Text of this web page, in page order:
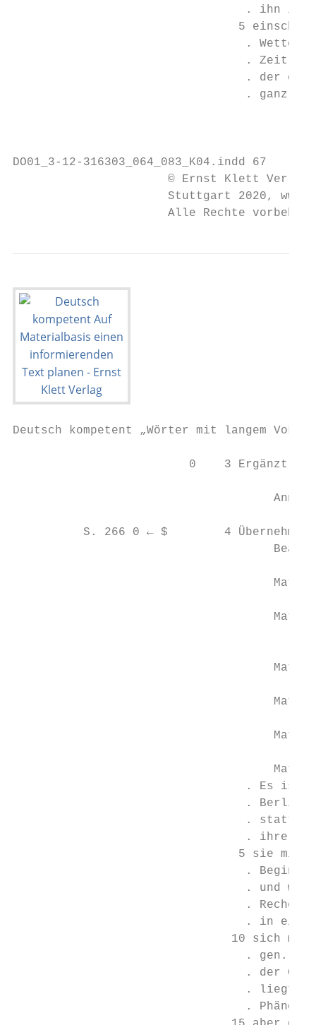
. ihn im
5
. Wetter
. Zeit
. der
. ganz
DO01_3-12-
© Ernst Klett
Stuttgart 2020,
Alle Rechte
Deutsch kompetent „Wörter mit langem
0    3 Ergänzt
Anne
S. 266 0 ← $        4 Übernehmt
. Es ist
. Berlin
.
. ihre
5 sie mir
.
. und
.
. in
10 sich
. gen.
. der
. liegt.
.